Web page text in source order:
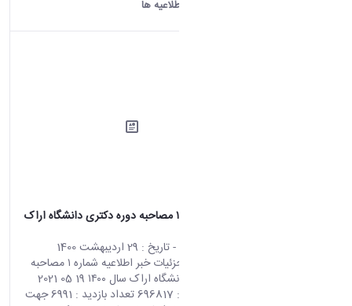
اطلاعیه ها
اطلاعیه شماره ۱ مصاحبه دوره دکتری دانشگاه اراک
- تاریخ : 29 اردیبهشت 1400
صفحه اصلی جزئیات خبر اطلاعیه شماره ۱ مصاحبه
دوره دکتری دانشگاه اراک سال ۱۴۰۰ 19 05 2021
02:32 کد خبر : 696817 تعداد بازدید : 6991 جهت